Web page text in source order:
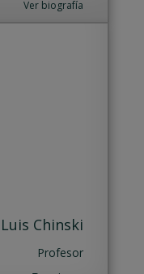
Ver biografía
Chinski
Profesor